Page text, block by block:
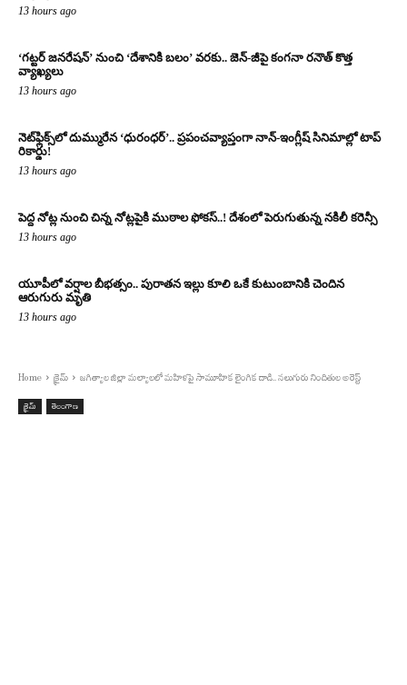
13 hours ago
‘గట్టర్ జనరేషన్’ నుంచి ‘దేశానికి బలం’ వరకు.. జెన్-జీపై కంగనా రనౌత్ కొత్త
వ్యాఖ్యలు
13 hours ago
నెట్‌ఫ్లిక్స్‌లో దుమ్మురేన ‘ధురంధర్’.. ప్రపంచవ్యాప్తంగా నాన్-ఇంగ్లీష్ సినిమాల్లో టాప్
రికార్డు!
13 hours ago
పెద్ద నోట్ల నుంచి చిన్న నోట్లపైకి ముఠాల ఫోకస్..! దేశంలో పెరుగుతున్న నకిలీ కరెన్సీ
13 hours ago
యూపీలో వర్షాల బీభత్సం.. పురాతన ఇల్లు కూలి ఒకే కుటుంబానికి చెందిన
ఆరుగురు మృతి
13 hours ago